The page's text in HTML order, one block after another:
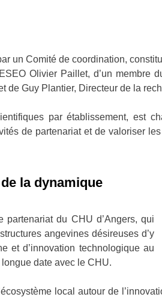
un Comité de coordination,
Olivier Paillet, d’un membre
Guy Plantier, Directeur de la
par établissement, est
de partenariat et de valoriser
la dynamique
du CHU d’Angers, qui
angevines désireuses d’y
et d’innovation technologique au
date avec le CHU.
local autour de